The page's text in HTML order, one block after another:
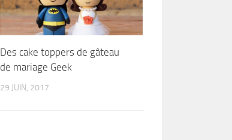
Des cake toppers de gâteau
de mariage Geek
29 JUIN, 2017